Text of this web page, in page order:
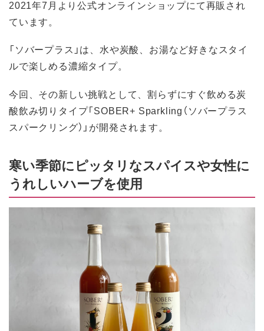
2021年7月より公式オンラインショップにて再販され
ています。
「ソバープラス」は、水や炭酸、お湯など好きなスタイ
ルで楽しめる濃縮タイプ。
今回、その新しい挑戦として、割らずにすぐ飲める炭
酸飲み切りタイプ「SOBER+ Sparkling（ソバープラス
スパークリング）」が開発されます。
寒い季節にピッタリなスパイスや女性に
うれしいハーブを使用